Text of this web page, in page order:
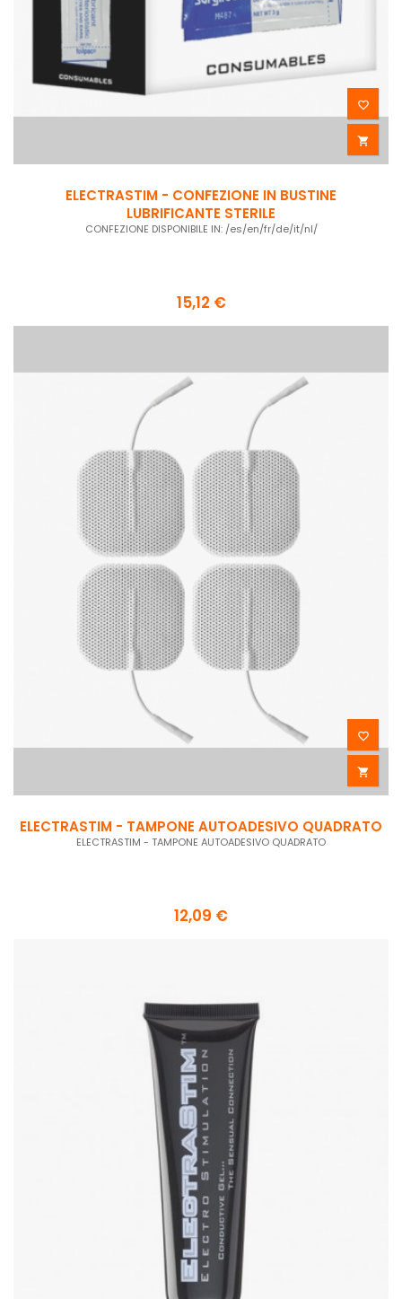


ELECTRASTIM - CONFEZIONE IN BUSTINE
LUBRIFICANTE STERILE
CONFEZIONE DISPONIBILE IN: /es/en/fr/de/it/nl/
15,12 €


ELECTRASTIM - TAMPONE AUTOADESIVO QUADRATO
ELECTRASTIM - TAMPONE AUTOADESIVO QUADRATO
12,09 €